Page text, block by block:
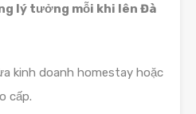
lý tưởng mỗi khi lên Đà
kinh doanh homestay hoặc
cấp.